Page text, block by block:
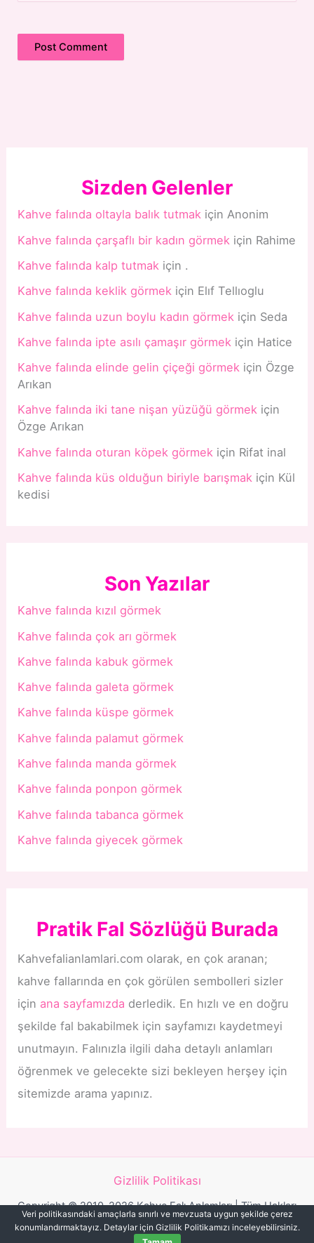
Sizden Gelenler
Kahve falında oltayla balık tutmak içinAnonim
Kahve falında çarşaflı bir kadın görmek için Rahime
Kahve falında kalp tutmak için .
Kahve falında keklik görmek için Elıf Tellıoglu
Kahve falında uzun boylu kadın görmek için Seda
Kahve falında ipte asılı çamaşır görmek için Hatice
Kahve falında elinde gelin çiçeği görmek için Özge
Arıkan
Kahve falında iki tane nişan yüzüğü görmek için
Özge Arıkan
Kahve falında oturan köpek görmek için Rifat inal
Kahve falında küs olduğun biriyle barışmak için Kül
kedisi
Son Yazılar
Kahve falında kızıl görmek
Kahve falında çok arı görmek
Kahve falında kabuk görmek
Kahve falında galeta görmek
Kahve falında küspe görmek
Kahve falında palamut görmek
Kahve falında manda görmek
Kahve falında ponpon görmek
Kahve falında tabanca görmek
Kahve falında giyecek görmek
Pratik Fal Sözlüğü Burada
Kahvefalianlamlari.com olarak, en çok aranan;
kahve fallarında en çok görülen sembolleri sizler
için ana sayfamızda derledik. En hızlı ve en doğru
şekilde fal bakabilmek için sayfamızı kaydetmeyi
unutmayın. Falınızla ilgili daha detaylı anlamları
öğrenmek ve gelecekte sizi bekleyen herşey için
sitemizde arama yapınız.
Gizlilik Politikası
Copyright © 2010-2026 Kahve Falı Anlamları | Tüm Hakları
Saklıdır.
Veri politikasındaki amaçlarla sınırlı ve mevzuata uygun şekilde çerez
konumlandırmaktayız. Detaylar için Gizlilik Politikamızı inceleyebilirsiniz.